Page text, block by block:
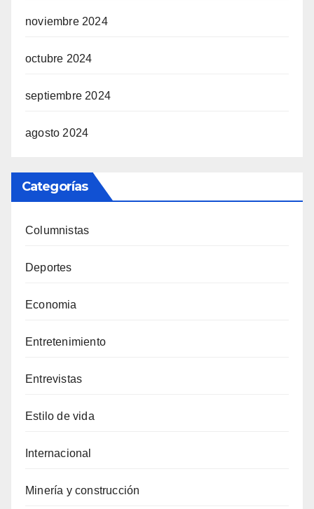
noviembre 2024
octubre 2024
septiembre 2024
agosto 2024
Categorías
Columnistas
Deportes
Economia
Entretenimiento
Entrevistas
Estilo de vida
Internacional
Minería y construcción